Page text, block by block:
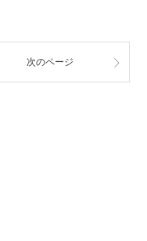
次のページ